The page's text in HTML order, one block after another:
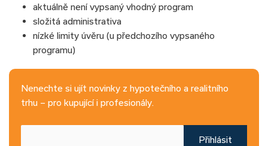
aktuálně není vypsaný vhodný program
složitá administrativa
nízké limity úvěru (u předchozího vypsaného
programu)
Nenechte si ujít novinky z hypotečního a realitního
trhu – pro kupující i profesionály.
Přihlásit